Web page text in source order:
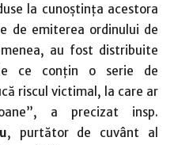
la cunoştinţa acestora
de emiterea ordinului de
au fost distribuite
ce conţin o serie de
riscul victimal, la care ar
a precizat insp.
, purtător de cuvânt al